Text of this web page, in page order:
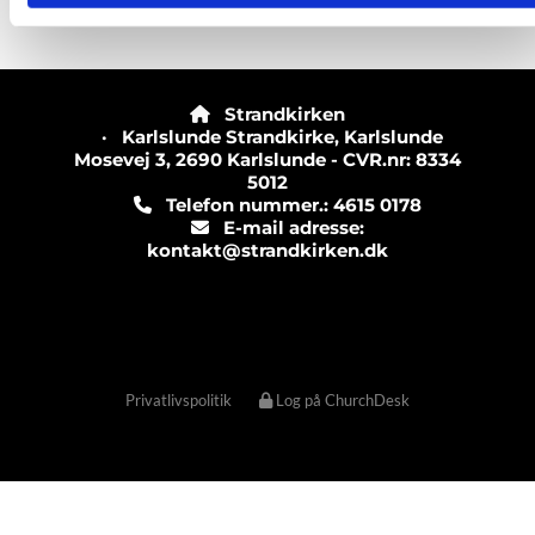

Strandkirken
· Karlslunde Strandkirke, Karlslunde
Mosevej 3, 2690 Karlslunde - CVR.nr: 8334
5012
Telefon nummer.: 4615 0178
E-mail adresse:
kontakt@strandkirken.dk
Privatlivspolitik Log på ChurchDesk